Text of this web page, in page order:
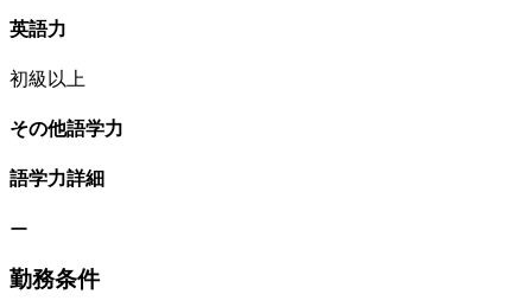
英語力
初級以上
その他語学力
語学力詳細
ー
勤務条件